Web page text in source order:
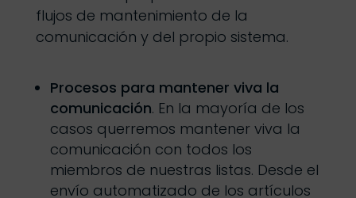
flujos de mantenimiento de la
comunicación y del propio sistema.
Procesos para mantener viva la
comunicación. En la mayoría de los
casos querremos mantener viva la
comunicación con todos los
miembros de nuestras listas. Desde el
envío automatizado de los artículos